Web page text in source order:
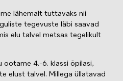
lähemalt tuttavaks nii
tegevuste läbi saavad
elu talvel metsas tegelikult
ootame 4.-6. klassi õpilasi,
elust talvel. Millega üllatavad